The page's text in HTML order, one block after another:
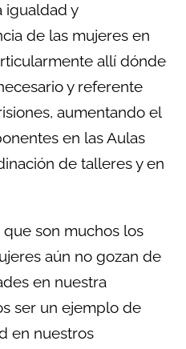
igualdad y
de las mujeres en
allí dónde
y referente
aumentando el
en las Aulas
de talleres y en
son muchos los
aún no gozan de
en nuestra
ser un ejemplo de
en nuestros